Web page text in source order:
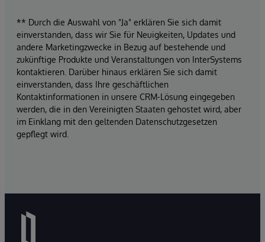
** Durch die Auswahl von "Ja" erklären Sie sich damit
einverstanden, dass wir Sie für Neuigkeiten, Updates und
andere Marketingzwecke in Bezug auf bestehende und
zukünftige Produkte und Veranstaltungen von InterSystems
kontaktieren. Darüber hinaus erklären Sie sich damit
einverstanden, dass Ihre geschäftlichen
Kontaktinformationen in unsere CRM-Lösung eingegeben
werden, die in den Vereinigten Staaten gehostet wird, aber
im Einklang mit den geltenden Datenschutzgesetzen
gepflegt wird.